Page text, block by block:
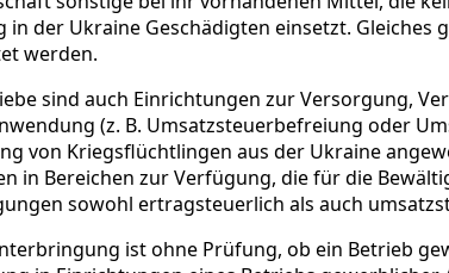
der Ukraine Geschädigten einsetzt. Gleiches
werden.
sind auch Einrichtungen zur Versorgung,
(z. B. Umsatzsteuerbefreiung oder
von Kriegsflüchtlingen aus der Ukraine
in Bereichen zur Verfügung, die für die
sowohl ertragsteuerlich als auch
ist ohne Prüfung, ob ein Betrieb